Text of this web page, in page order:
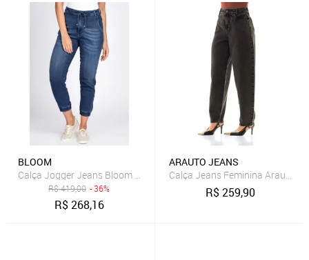
BLOOM
Calça Jogger Jeans Bloom Moletom Elástico Barra
R$419,00 - 36%
R$268,16
ARAUTO JEANS
Calça Jeans Feminina Arauto
R$259,90